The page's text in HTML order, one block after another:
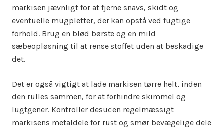
markisen jævnligt for at fjerne snavs, skidt og
eventuelle mugpletter, der kan opstå ved fugtige
forhold. Brug en blød børste og en mild
sæbeopløsning til at rense stoffet uden at beskadige
det.
Det er også vigtigt at lade markisen tørre helt, inden
den rulles sammen, for at forhindre skimmel og
lugtgener. Kontroller desuden regelmæssigt
markisens metaldele for rust og smør bevægelige dele